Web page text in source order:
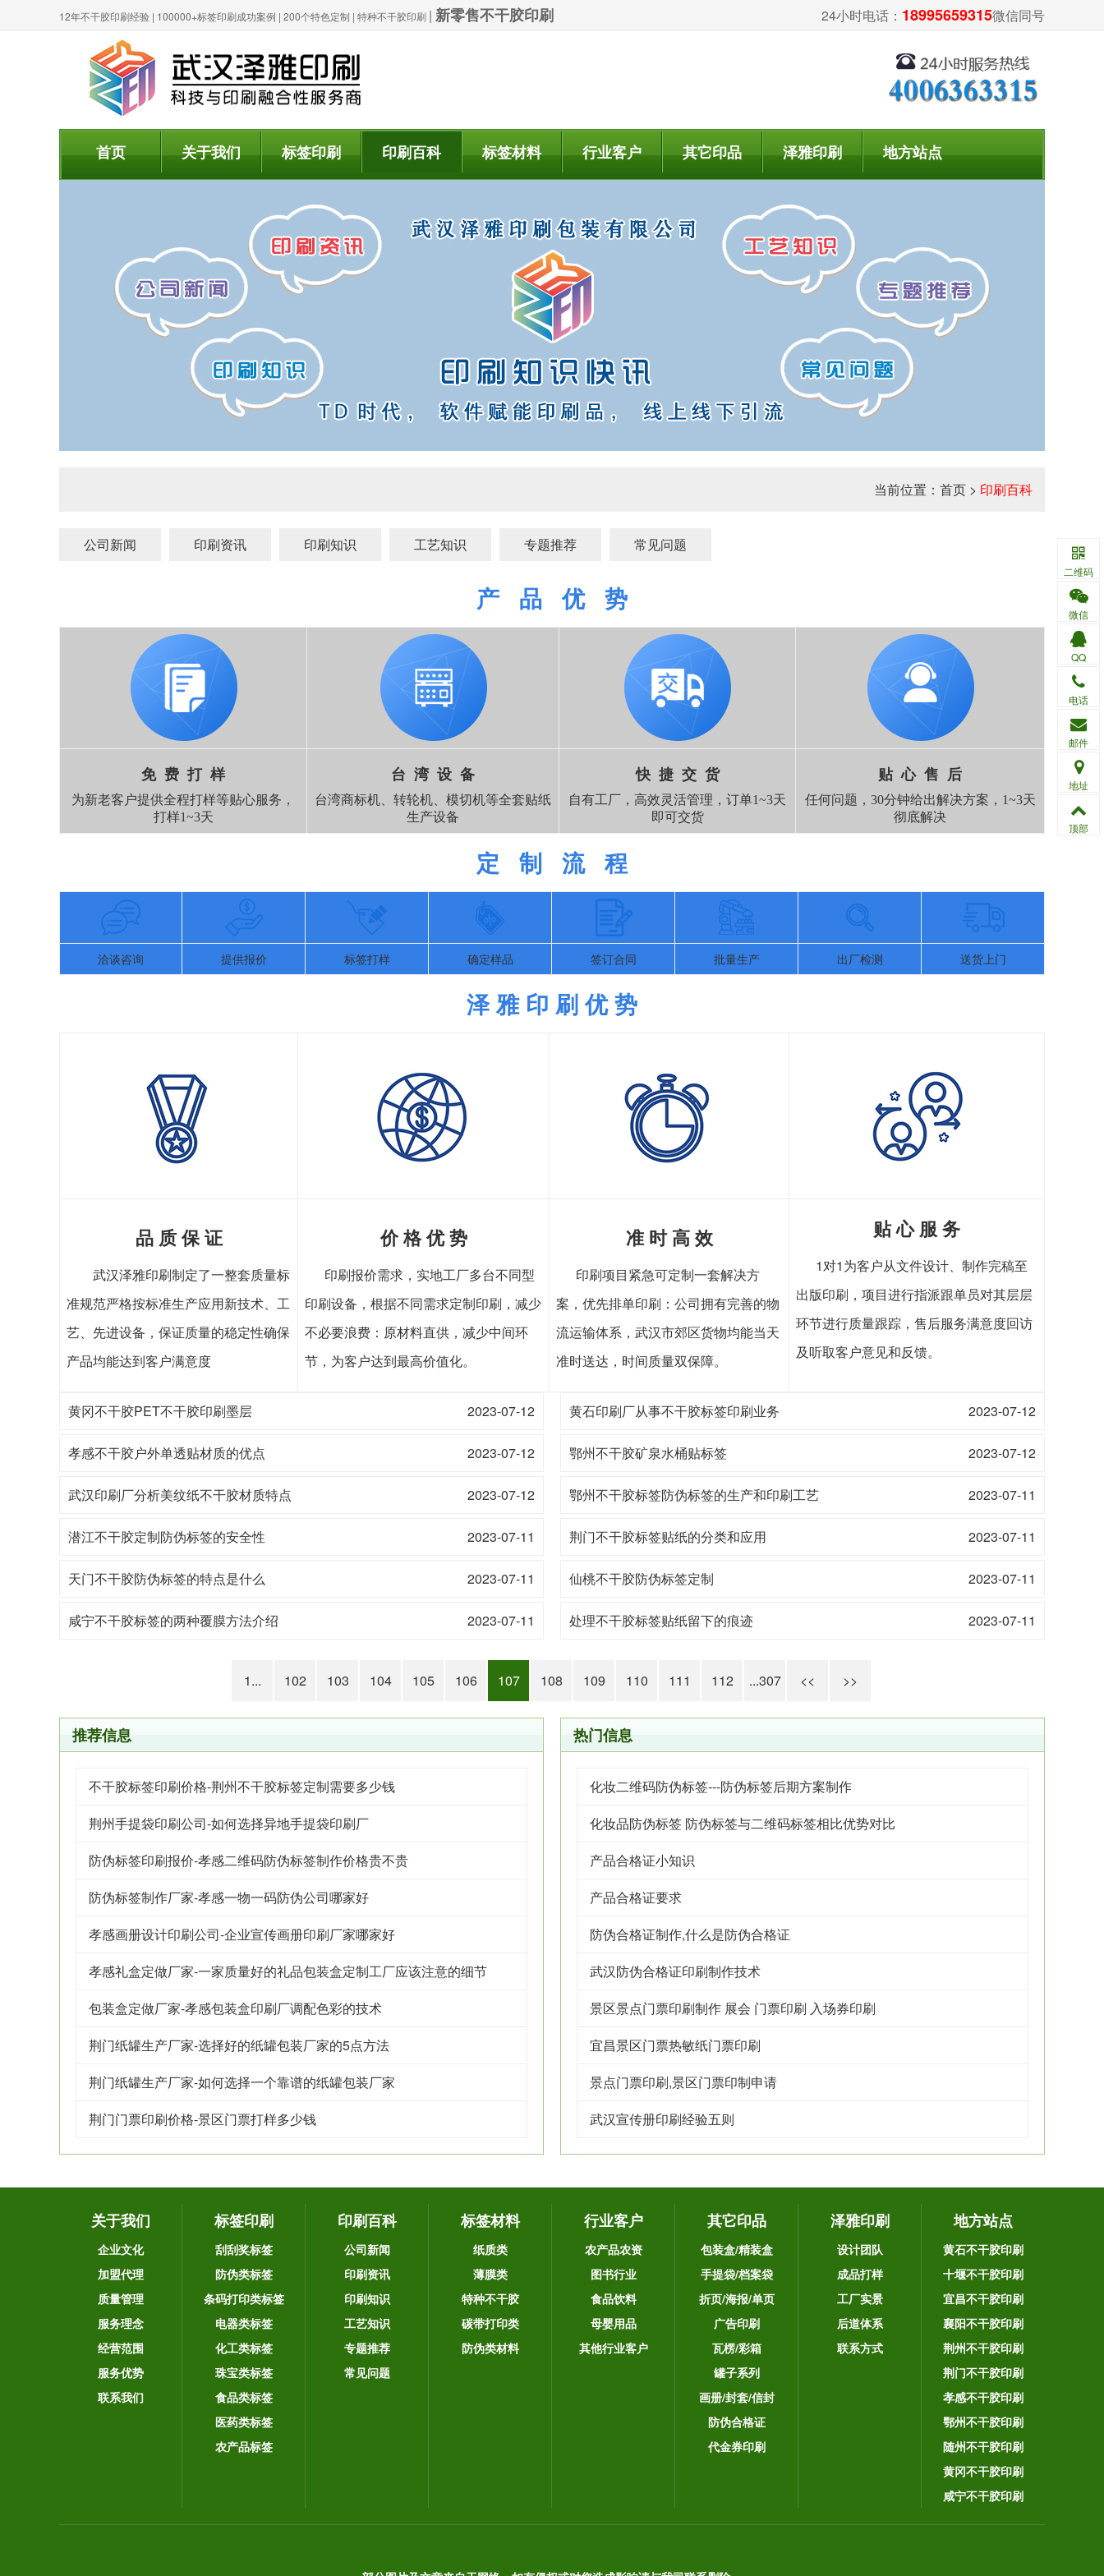
12年不干胶印刷经验 | 100000+标签印刷成功案例 | 200个特色定制 | 特种不干胶印刷 | 新零售不干胶印刷 24小时电话： 18995659315微信同号
首页 关于我们 标签印刷 印刷百科 标签材料 行业客户 其它印品 泽雅印刷 地方站点
当前位置： 首页 > 印刷百科
公司新闻 印刷资讯 印刷知识 工艺知识 专题推荐 常见问题
产 品 优 势
免 费 打 样
为新老客户提供全程打样等贴心服务，
打样1~3天
台 湾 设 备
台湾商标机、转轮机、模切机等全套贴纸
生产设备
快 捷 交 货
自有工厂，高效灵活管理，订单1~3天
即可交货
贴 心 售 后
任何问题，30分钟给出解决方案，1~3天
彻底解决
定 制 流 程
洽谈咨询 提供报价 标签打样 确定样品 签订合同 批量生产 出厂检测 送货上门
泽 雅 印 刷 优 势
品 质 保 证
武汉泽雅印刷制定了一整套质量标
准规范严格按标准生产应用新技术、工
艺、先进设备，保证质量的稳定性确保
产品均能达到客户满意度
价 格 优 势
印刷报价需求，实地工厂多台不同型
印刷设备，根据不同需求定制印刷，减少
不必要浪费：原材料直供，减少中间环
节，为客户达到最高价值化。
准 时 高 效
印刷项目紧急可定制一套解决方
案，优先排单印刷：公司拥有完善的物
流运输体系，武汉市郊区货物均能当天
准时送达，时间质量双保障。
贴 心 服 务
1对1为客户从文件设计、制作完稿至
出版印刷，项目进行指派跟单员对其层层
环节进行质量跟踪，售后服务满意度回访
及听取客户意见和反馈。
2023-07-12
黄冈不干胶PET不干胶印刷墨层 2023-07-12
黄石印刷厂从事不干胶标签印刷业务
2023-07-12
孝感不干胶户外单透贴材质的优点 2023-07-12
鄂州不干胶矿泉水桶贴标签
2023-07-12
武汉印刷厂分析美纹纸不干胶材质特点 2023-07-11
鄂州不干胶标签防伪标签的生产和印刷工艺
2023-07-11
潜江不干胶定制防伪标签的安全性 2023-07-11
荆门不干胶标签贴纸的分类和应用
2023-07-11
天门不干胶防伪标签的特点是什么 2023-07-11
仙桃不干胶防伪标签定制
2023-07-11
咸宁不干胶标签的两种覆膜方法介绍 2023-07-11
处理不干胶标签贴纸留下的痕迹
1... 102 103 104 105 106 107 108 109 110 111 112 ...307 << >>
推荐信息
不干胶标签印刷价格-荆州不干胶标签定制需要多少钱
荆州手提袋印刷公司-如何选择异地手提袋印刷厂
防伪标签印刷报价-孝感二维码防伪标签制作价格贵不贵
防伪标签制作厂家-孝感一物一码防伪公司哪家好
孝感画册设计印刷公司-企业宣传画册印刷厂家哪家好
孝感礼盒定做厂家-一家质量好的礼品包装盒定制工厂应该注意的细节
包装盒定做厂家-孝感包装盒印刷厂调配色彩的技术
荆门纸罐生产厂家-选择好的纸罐包装厂家的5点方法
荆门纸罐生产厂家-如何选择一个靠谱的纸罐包装厂家
荆门门票印刷价格-景区门票打样多少钱
热门信息
化妆二维码防伪标签---防伪标签后期方案制作
化妆品防伪标签 防伪标签与二维码标签相比优势对比
产品合格证小知识
产品合格证要求
防伪合格证制作,什么是防伪合格证
武汉防伪合格证印刷制作技术
景区景点门票印刷制作 展会 门票印刷 入场券印刷
宜昌景区门票热敏纸门票印刷
景点门票印刷,景区门票印制申请
武汉宣传册印刷经验五则
关于我们
企业文化
加盟代理
质量管理
服务理念
经营范围
服务优势
联系我们
标签印刷
刮刮奖标签
防伪类标签
条码打印类标签
电器类标签
化工类标签
珠宝类标签
食品类标签
医药类标签
农产品标签
印刷百科
公司新闻
印刷资讯
印刷知识
工艺知识
专题推荐
常见问题
标签材料
纸质类
薄膜类
特种不干胶
碳带打印类
防伪类材料
行业客户
农产品农资
图书行业
食品饮料
母婴用品
其他行业客户
其它印品
包装盒/精装盒
手提袋/档案袋
折页/海报/单页
广告印刷
瓦楞/彩箱
罐子系列
画册/封套/信封
防伪合格证
代金券印刷
泽雅印刷
设计团队
成品打样
工厂实景
后道体系
联系方式
地方站点
黄石不干胶印刷
十堰不干胶印刷
宜昌不干胶印刷
襄阳不干胶印刷
荆州不干胶印刷
荆门不干胶印刷
孝感不干胶印刷
鄂州不干胶印刷
随州不干胶印刷
黄冈不干胶印刷
咸宁不干胶印刷
二维码
微信
QQ
电话
邮件
地址
顶部